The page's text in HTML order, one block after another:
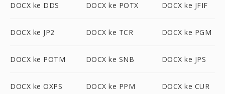
DOCX ke DDS DOCX ke POTX DOCX ke JFIF
DOCX ke JP2 DOCX ke TCR DOCX ke PGM
DOCX ke POTM DOCX ke SNB DOCX ke JPS
DOCX ke OXPS DOCX ke PPM DOCX ke CUR